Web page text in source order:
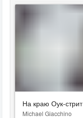
На краю Оук-стрит
Michael Giacchino